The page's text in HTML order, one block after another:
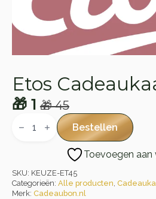
Etos
🎁45
Oorspronkelijke
prijs
🎁 45.
🎁 1
Huidige
prijs
🎁 1.
Cadeaukaart Bestellen
Toevoegen aan
SKU: KEUZE-ET45
Categorieën: Alle producten,
Merk: Cadeaubon.nl